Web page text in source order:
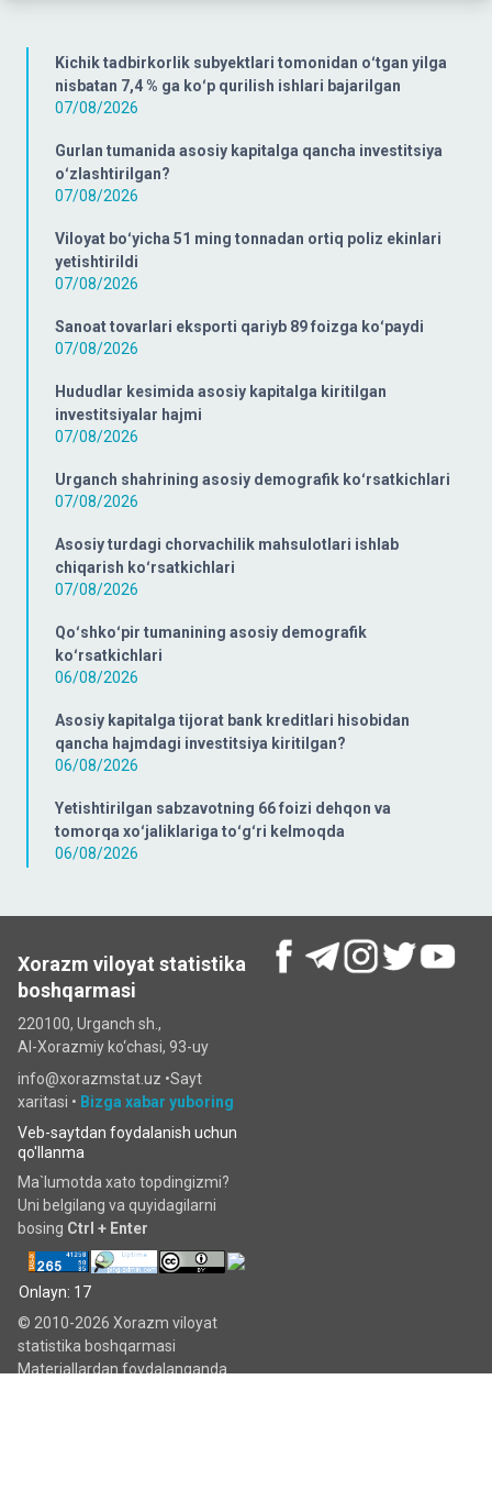
Kichik tadbirkorlik subyektlari tomonidan oʻtgan yilga
nisbatan 7,4 % ga koʻp qurilish ishlari bajarilgan
07/08/2026
Gurlan tumanida asosiy kapitalga qancha investitsiya
oʻzlashtirilgan?
07/08/2026
Viloyat boʻyicha 51 ming tonnadan ortiq poliz ekinlari
yetishtirildi
07/08/2026
Sanoat tovarlari eksporti qariyb 89 foizga koʻpaydi
07/08/2026
Hududlar kesimida asosiy kapitalga kiritilgan
investitsiyalar hajmi
07/08/2026
Urganch shahrining asosiy demografik koʻrsatkichlari
07/08/2026
Asosiy turdagi chorvachilik mahsulotlari ishlab
chiqarish koʻrsatkichlari
07/08/2026
Qoʻshkoʻpir tumanining asosiy demografik
koʻrsatkichlari
06/08/2026
Asosiy kapitalga tijorat bank kreditlari hisobidan
qancha hajmdagi investitsiya kiritilgan?
06/08/2026
Yetishtirilgan sabzavotning 66 foizi dehqon va
tomorqa xoʻjaliklariga toʻgʻri kelmoqda
06/08/2026
Xorazm viloyat statistika
boshqarmasi
220100, Urganch sh.,
Al-Xorazmiy ko‘chаsi, 93-uy
info@xorazmstat.uz •Sayt
xaritasi • Bizga xabar yuboring
Veb-saytdan foydalanish uchun
qo'llanma
Ma`lumotda xato topdingizmi?
Uni belgilang va quyidagilarni
bosing Ctrl + Enter
Onlayn: 17
© 2010-2026 Xorazm viloyat
statistika boshqarmasi
Materiallardan foydalanganda